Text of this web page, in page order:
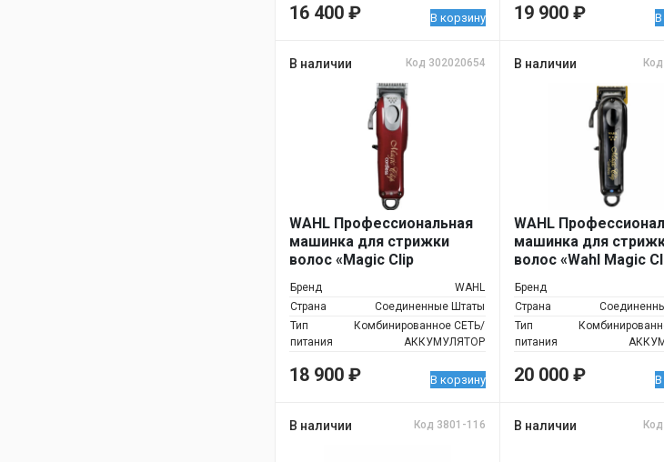
16 400 ₽ В корзину 19 900 ₽ В
В наличии Код 302020654
WAHL Профессиональная
машинка для стрижки
волос «Magic Clip
Бренд
WAHL
Страна
Соединенные Штаты
Тип
питания
Комбинированное СЕТЬ/
АККУМУЛЯТОР
18 900 ₽ В корзину
В наличии
WAHL
машинка для
волос «Wahl Magic
Бренд
Страна
Тип
питания
20 000 ₽ В
В наличии Код 3801-116 В наличии